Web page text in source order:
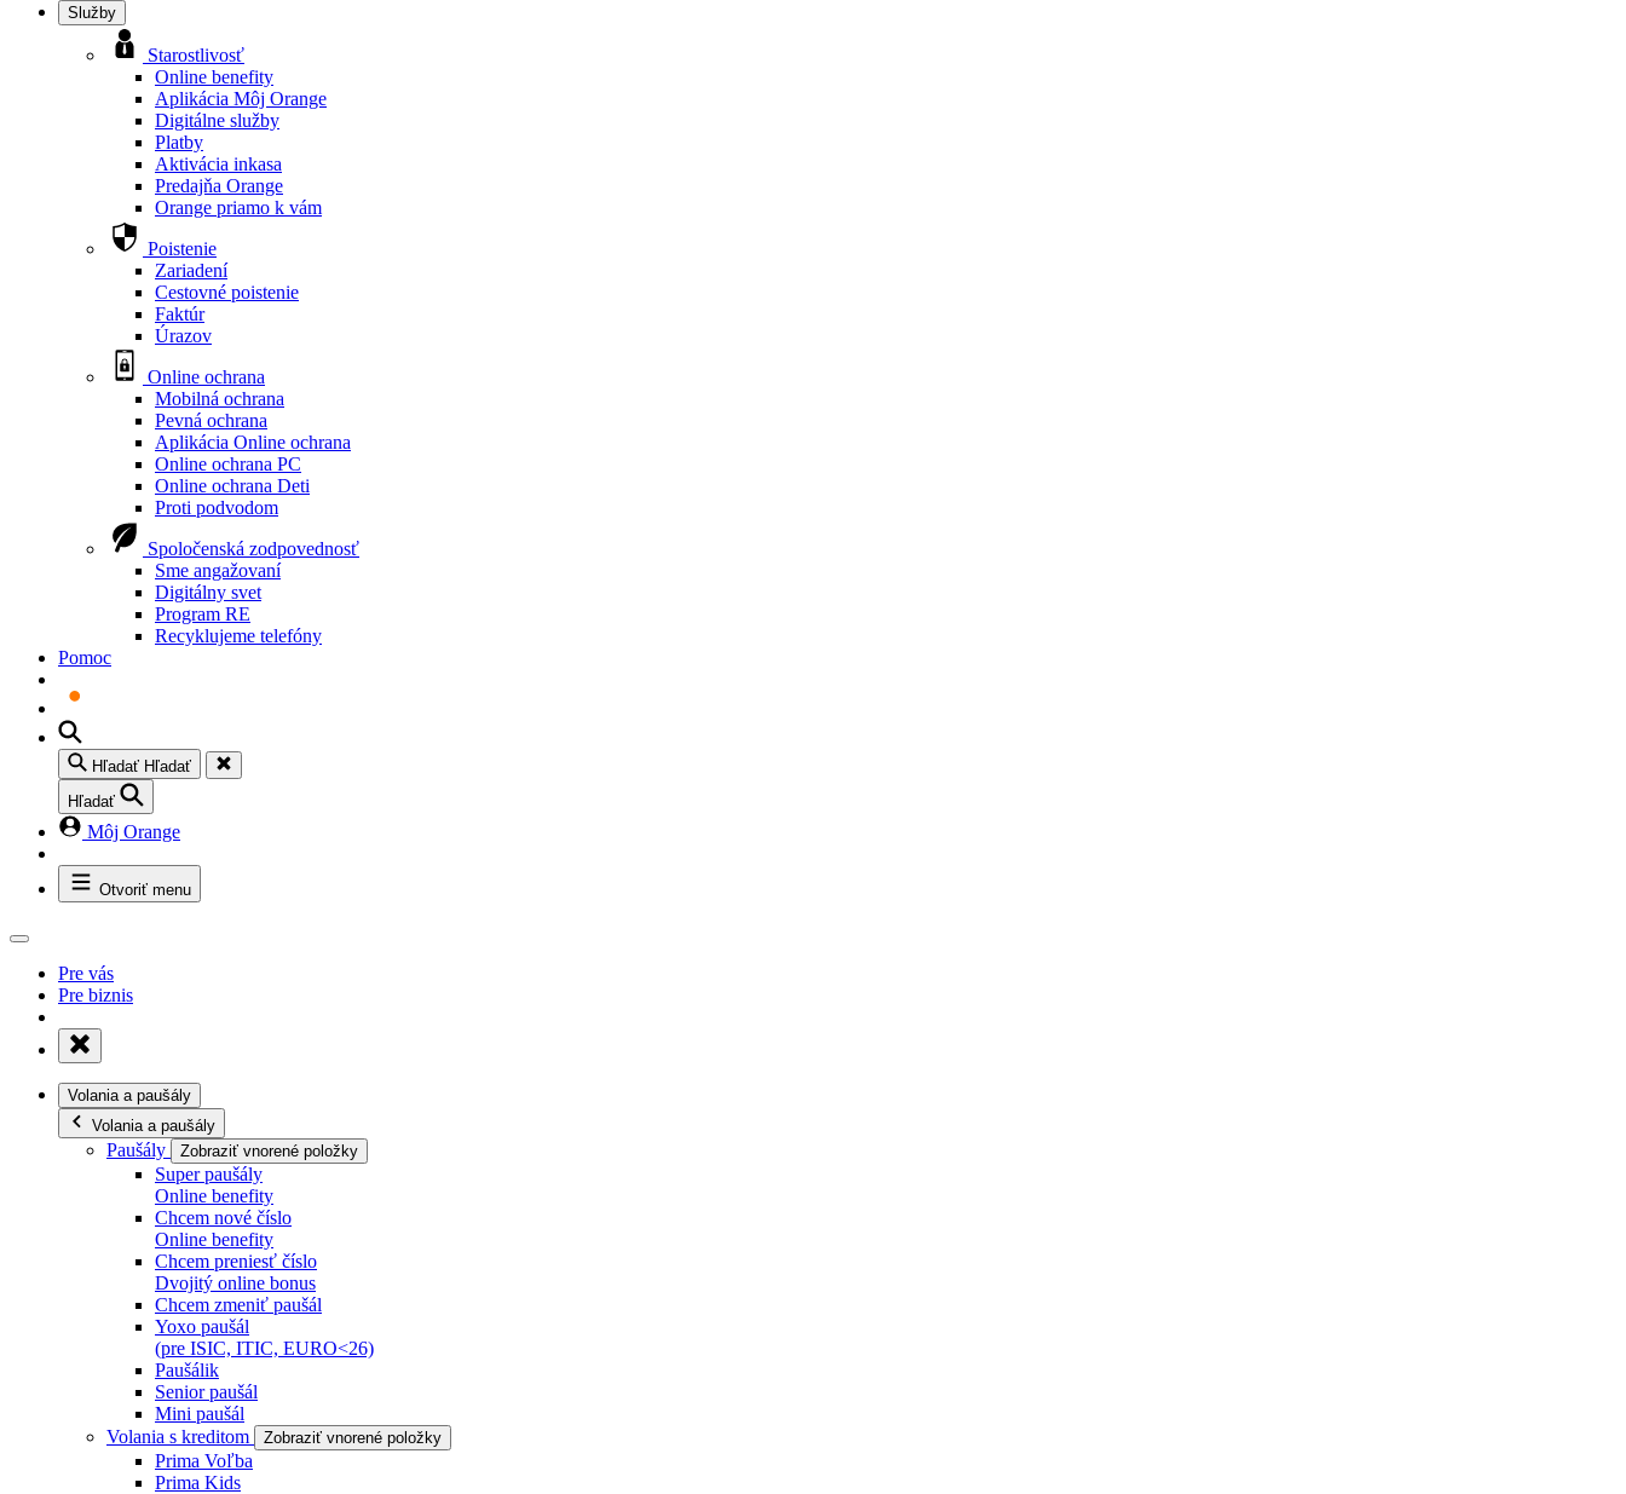
Služby
Starostlivosť
Online benefity
Aplikácia Môj Orange
Digitálne služby
Platby
Aktivácia inkasa
Predajňa Orange
Orange priamo k vám
Poistenie
Zariadení
Cestovné poistenie
Faktúr
Úrazov
Online ochrana
Mobilná ochrana
Pevná ochrana
Aplikácia Online ochrana
Online ochrana PC
Online ochrana Deti
Proti podvodom
Spoločenská zodpovednosť
Sme angažovaní
Digitálny svet
Program RE
Recyklujeme telefóny
Pomoc
Hľadať Hľadať
Hľadať
Môj Orange
Otvoriť menu
Pre vás
Pre biznis
Volania a paušály
Volania a paušály
Paušály Zobraziť vnorené položky
Super paušály
Online benefity
Chcem nové číslo
Online benefity
Chcem preniesť číslo
Dvojitý online bonus
Chcem zmeniť paušál
Yoxo paušál
(pre ISIC, ITIC, EURO<26)
Paušálik
Senior paušál
Mini paušál
Volania s kreditom
Zobraziť vnorené položky
Prima Voľba
Prima Kids